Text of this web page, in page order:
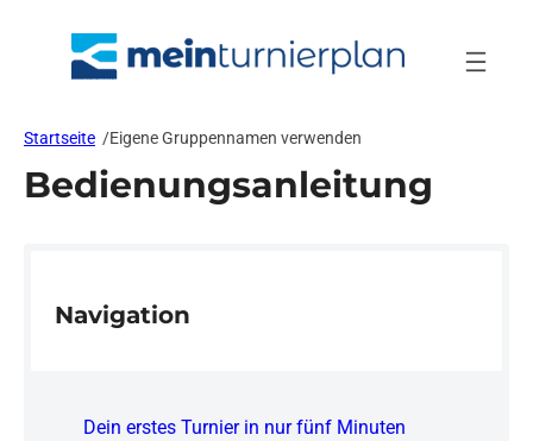
Startseite /Eigene Gruppennamen verwenden
Bedienungsanleitung
Navigation
Dein erstes Turnier in nur fünf Minuten